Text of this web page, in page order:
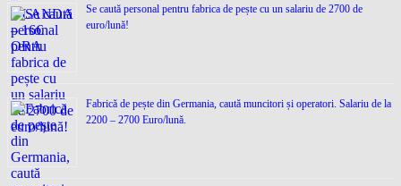
Se caută personal pentru fabrica de pește cu un salariu de 2700 de
euro/lună!
Fabrică de pește din Germania, caută muncitori și operatori. Salariu de la
2200 – 2700 Euro/lună.